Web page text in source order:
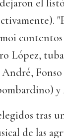
el
López,
Fonso
tras
de las